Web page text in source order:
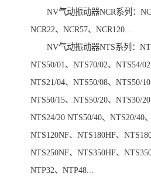
NV气动振动器NCR系列：
NCR22、NCR57、NCR120...
NV气动振动器NTS系列：
NTS50/01、NTS70/02、NTS54/02
NTS21/04、NTS50/08、NTS50/10
NTS50/15、NTS50/20、NTS30/20
NTS24/20 NTS50/40、NTS20/40
NTS120NF、NTS180HF、
NTS250NF、NTS350HF、
NTP32、NTP48...